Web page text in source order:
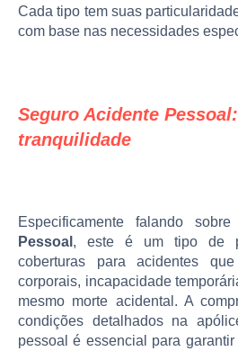
Cada tipo tem suas
com base nas necessidades
Seguro Acidente
tranquilidade
Especificamente falando
Pessoal , este é um tipo de
coberturas para acidentes
corporais, incapacidade
mesmo morte acidental. A
condições detalhados na
pessoal é essencial para